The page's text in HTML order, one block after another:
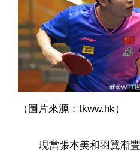
（圖片來源：tkww.hk）
現當張本美和羽翼漸豐